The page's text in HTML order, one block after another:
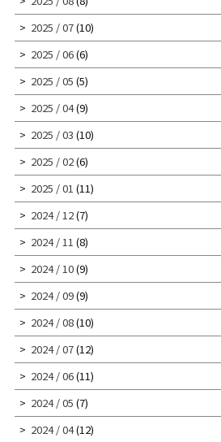
2025 / 07(10)
2025 / 06(6)
2025 / 05 (5)
2025 / 04(9)
2025 / 03 (10)
2025 / 02(6)
2025 / 01 (11)
2024 / 12(7)
2024 / 11 (8)
2024 / 10(9)
2024 / 09(9)
2024 / 08(10)
2024 / 07(12)
2024 / 06(11)
2024 / 05 (7)
2024 / 04(12)